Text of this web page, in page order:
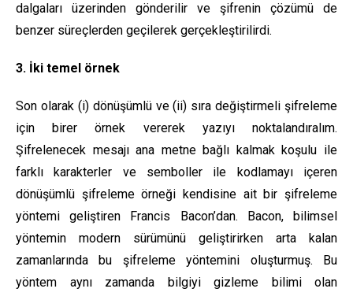
dalgaları üzerinden gönderilir ve şifrenin çözümü de
benzer süreçlerden geçilerek gerçekleştirilirdi.
3. İki temel örnek
Son olarak (i) dönüşümlü ve (ii) sıra değiştirmeli şifreleme
için birer örnek vererek yazıyı noktalandıralım.
Şifrelenecek mesajı ana metne bağlı kalmak koşulu ile
farklı karakterler ve semboller ile kodlamayı içeren
dönüşümlü şifreleme örneği kendisine ait bir şifreleme
yöntemi geliştiren Francis Bacon’dan. Bacon, bilimsel
yöntemin modern sürümünü geliştirirken arta kalan
zamanlarında bu şifreleme yöntemini oluşturmuş. Bu
yöntem aynı zamanda bilgiyi gizleme bilimi olan